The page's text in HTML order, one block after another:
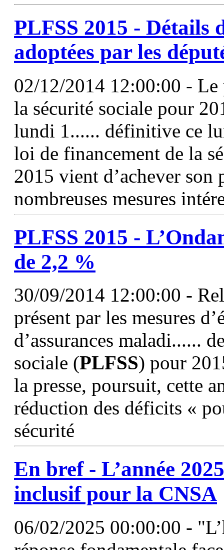
PLFSS 2015 - Détails
adoptées par les
02/12/2014 12:00:00 -
la sécurité sociale pour
lundi 1...... définitive ce
loi de financement de la
2015 vient d’achever
nombreuses mesures
PLFSS 2015 -
de 2,2 %
30/09/2014 12:00:00 -
présent par les mesures
d’assurances maladi......
sociale (PLFSS) pour
la presse, poursuit, cette
réduction des déficits «
sécurité
En bref - L’année
inclusif pour la CNSA
06/02/2025 00:00:00 -